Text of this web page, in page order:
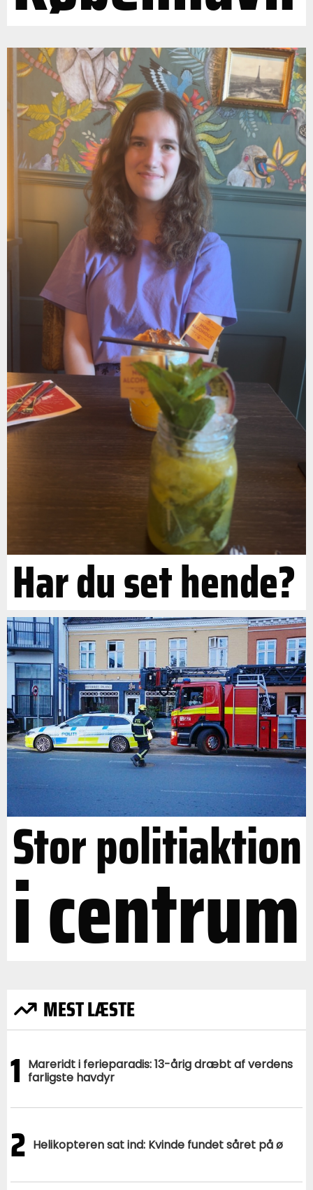
Har du set hende?
Stor politiaktion
i centrum
MEST LÆSTE
1 Mareridt i ferieparadis: 13-årig dræbt af verdens
farligste havdyr
2 Helikopteren sat ind: Kvinde fundet såret på ø